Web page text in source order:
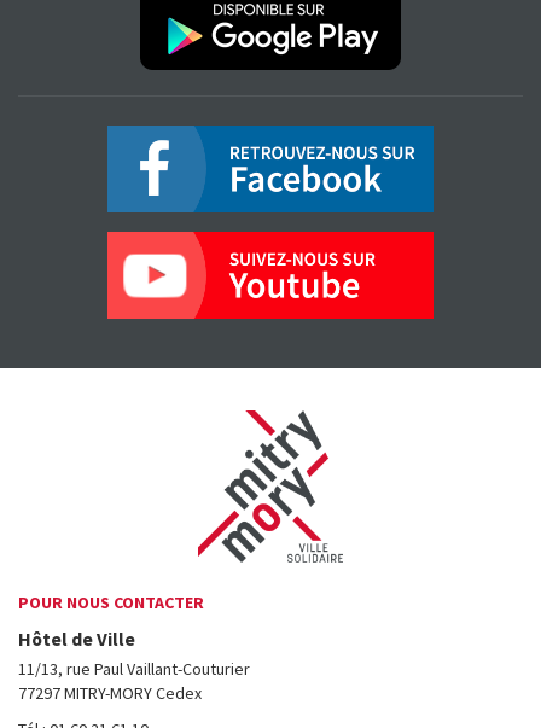
POUR NOUS CONTACTER
Hôtel de Ville
11/13, rue Paul Vaillant-Couturier
77297 MITRY-MORY Cedex